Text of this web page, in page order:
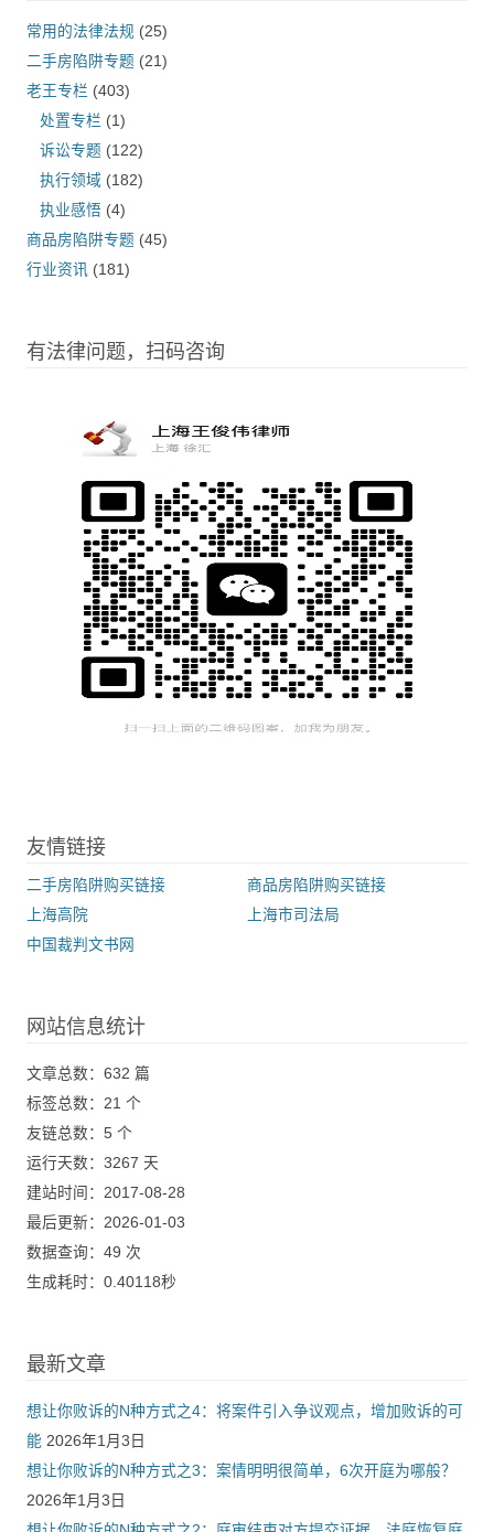
常用的法律法规 (25)
二手房陷阱专题 (21)
老王专栏 (403)
处置专栏 (1)
诉讼专题 (122)
执行领域 (182)
执业感悟 (4)
商品房陷阱专题 (45)
行业资讯 (181)
有法律问题，扫码咨询
友情链接
二手房陷阱购买链接
商品房陷阱购买链接
上海高院
上海市司法局
中国裁判文书网
网站信息统计
文章总数：632 篇
标签总数：21 个
友链总数：5 个
运行天数：3267 天
建站时间：2017-08-28
最后更新：2026-01-03
数据查询：49 次
生成耗时：0.40118秒
最新文章
想让你败诉的N种方式之4：将案件引入争议观点，增加败诉的可
能 2026年1月3日
想让你败诉的N种方式之3：案情明明很简单，6次开庭为哪般？
2026年1月3日